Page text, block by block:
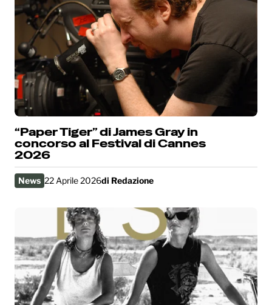
“Paper Tiger” di James Gray in
concorso al Festival di Cannes
2026
News 22 Aprile 2026di Redazione